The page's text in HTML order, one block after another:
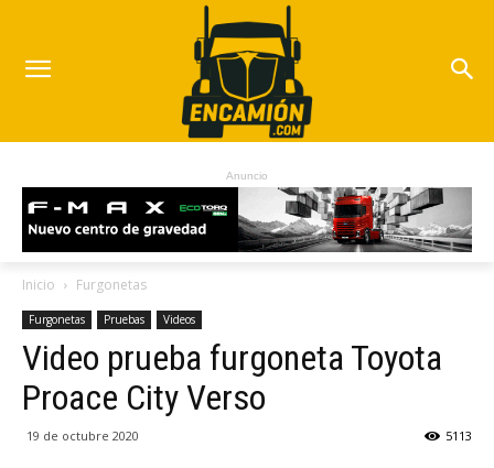
Anuncio
Inicio Furgonetas
Furgonetas Pruebas Videos
Video prueba furgoneta Toyota
Proace City Verso
19 de octubre 2020 5113